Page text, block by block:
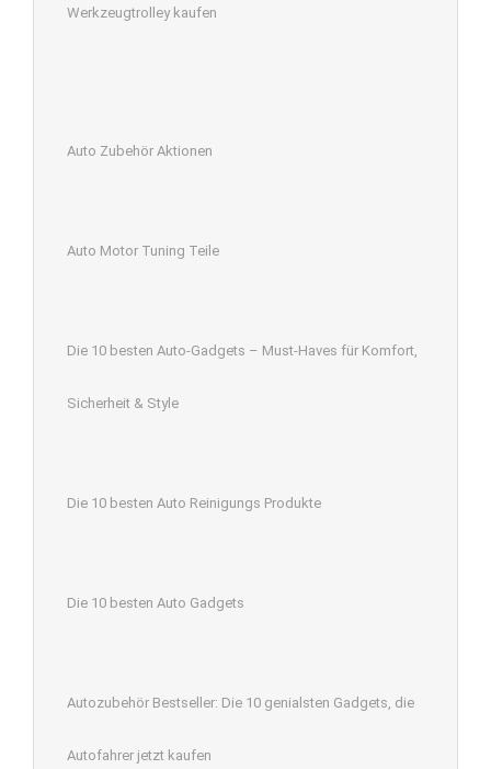
Werkzeugtrolley kaufen
Auto Zubehör Aktionen
Auto Motor Tuning Teile
Die 10 besten Auto-Gadgets – Must-Haves für Komfort,
Sicherheit & Style
Die 10 besten Auto Reinigungs Produkte
Die 10 besten Auto Gadgets
Autozubehör Bestseller: Die 10 genialsten Gadgets, die
Autofahrer jetzt kaufen